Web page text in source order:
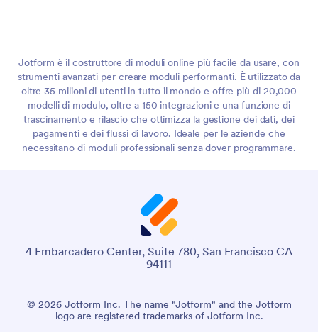
Jotform è il costruttore di moduli online più facile da usare, con
strumenti avanzati per creare moduli performanti. È utilizzato da
oltre 35 milioni di utenti in tutto il mondo e offre più di 20,000
modelli di modulo, oltre a 150 integrazioni e una funzione di
trascinamento e rilascio che ottimizza la gestione dei dati, dei
pagamenti e dei flussi di lavoro. Ideale per le aziende che
necessitano di moduli professionali senza dover programmare.
4 Embarcadero Center, Suite 780, San Francisco CA
94111
© 2026 Jotform Inc. The name "Jotform" and the Jotform
logo are registered trademarks of Jotform Inc.